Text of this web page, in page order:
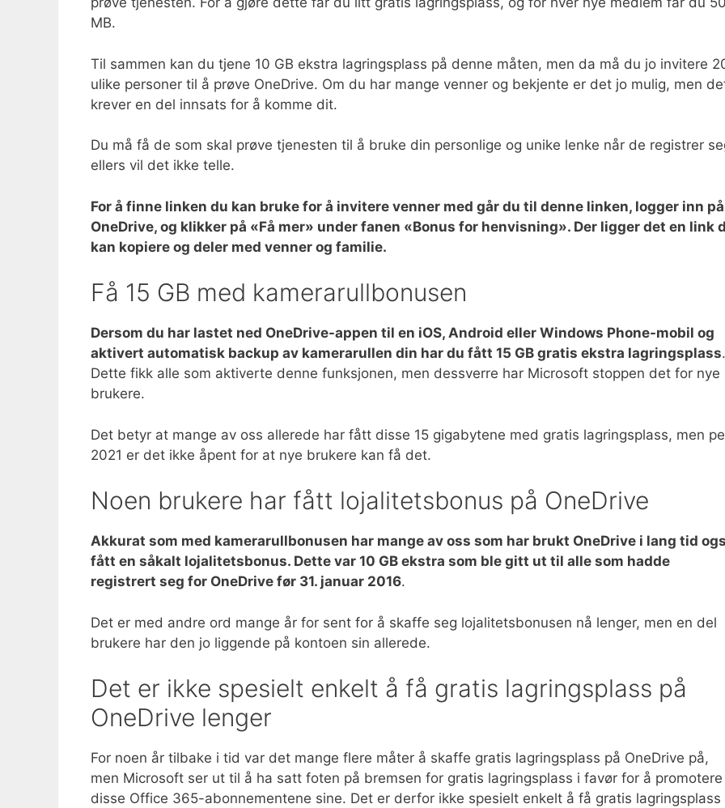
MB.
Til sammen kan du tjene 10 GB ekstra lagringsplass på denne måten, men da må du jo invitere
ulike personer til å prøve OneDrive. Om du har mange venner og bekjente er det jo mulig, men
krever en del innsats for å komme dit.
Du må få de som skal prøve tjenesten til å bruke din personlige og unike lenke når de registrer
ellers vil det ikke telle.
For å finne linken du kan bruke for å invitere venner med går du til denne linken, logger inn på
OneDrive, og klikker på «Få mer» under fanen «Bonus for henvisning». Der ligger det en link
kan kopiere og deler med venner og familie.
Få 15 GB med kamerarullbonusen
Dersom du har lastet ned OneDrive-appen til en iOS, Android eller Windows Phone-mobil og
aktivert automatisk backup av kamerarullen din har du fått 15 GB gratis ekstra lagringsplass.
Dette fikk alle som aktiverte denne funksjonen, men dessverre har Microsoft stoppen det for nye
brukere.
Det betyr at mange av oss allerede har fått disse 15 gigabytene med gratis lagringsplass, men
2021 er det ikke åpent for at nye brukere kan få det.
Noen brukere har fått lojalitetsbonus på OneDrive
Akkurat som med kamerarullbonusen har mange av oss som har brukt OneDrive i lang tid
fått en såkalt lojalitetsbonus. Dette var 10 GB ekstra som ble gitt ut til alle som hadde
registrert seg for OneDrive før 31. januar 2016.
Det er med andre ord mange år for sent for å skaffe seg lojalitetsbonusen nå lenger, men en del
brukere har den jo liggende på kontoen sin allerede.
Det er ikke spesielt enkelt å få gratis lagringsplass på
OneDrive lenger
For noen år tilbake i tid var det mange flere måter å skaffe gratis lagringsplass på OneDrive på,
men Microsoft ser ut til å ha satt foten på bremsen for gratis lagringsplass i favør for å promotere
disse Office 365-abonnementene sine. Det er derfor ikke spesielt enkelt å få gratis lagringsplass